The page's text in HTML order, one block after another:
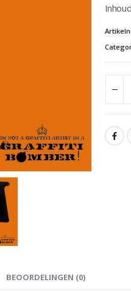
BEOORDELINGEN (0)